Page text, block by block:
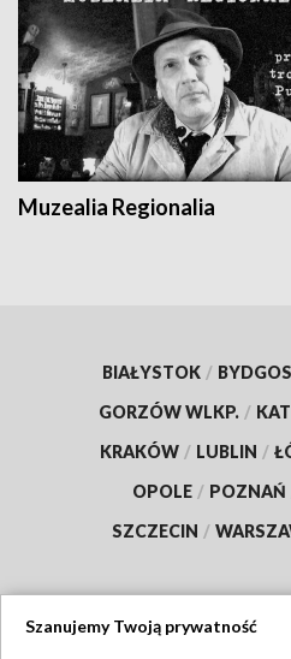
Muzealia Regionalia
BIAŁYSTOK /
GORZÓW WLKP. /
KRAKÓW / LUBLIN /
OPOLE / POZNAŃ
SZCZECIN /
Szanujemy Twoją prywatność